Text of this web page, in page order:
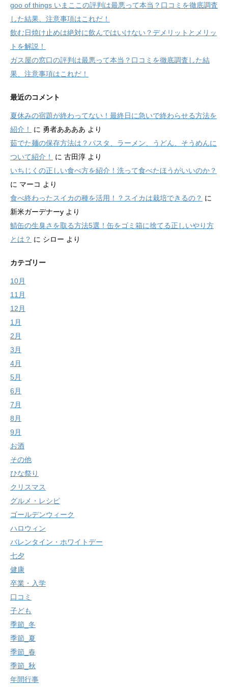
goo of things いまここの評判は最悪って本当？口コミを徹底調査
した結果、注意事項はこれだ！
飲む日焼け止めは絶対に飲んではいけない？デメリットとメリッ
トを解説！
ガス屋の窓口の評判は最悪って本当？口コミを徹底調査した結
果、注意事項はこれだ！
最近のコメント
夏休みの宿題が終わってない！最終日に急いで終わらせる方法を
紹介！
に 勇者ああああ より
茹でた麺の保存方法は？パスタ、ラーメン、うどん、そうめんに
ついて紹介！
に 古田淳 より
いちじくの正しい食べ方を紹介！洗って食べたほうがいいのか？
に マーコ より
食べ終わったスイカの種を活用！？スイカは栽培できるの？ に
新米ガーデナーy より
鯖缶の生臭さを取る方法5選！缶をゴミ箱に捨てる正しいやり方
とは？ に シロー より
カテゴリー
10月
11月
12月
1月
2月
3月
4月
5月
6月
7月
8月
9月
お酒
その他
ひな祭り
クリスマス
グルメ・レシピ
ゴールデンウィーク
ハロウィン
バレンタイン・ホワイトデー
七夕
健康
卒業・入学
口コミ
子ども
季節_冬
季節_夏
季節_春
季節_秋
年間行事